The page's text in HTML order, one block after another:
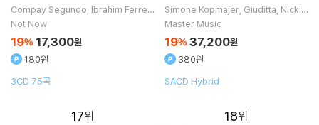
Compay Segundo Ibrahim Ferrer
Omara Portuondo
Not Now
19% 17,300원
180원
3CD 75곡
rior 2016)
Simone Kopmajer Giuditta Nicki
Parrott Anne Wylie
Master Music
19% 37,200원
380원
SACD Hybrid
17 18